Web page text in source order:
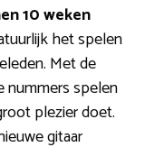
10 weken
het spelen
Met de
nummers spelen
plezier doet.
gitaar